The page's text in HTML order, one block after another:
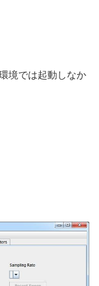
境では起動しなか